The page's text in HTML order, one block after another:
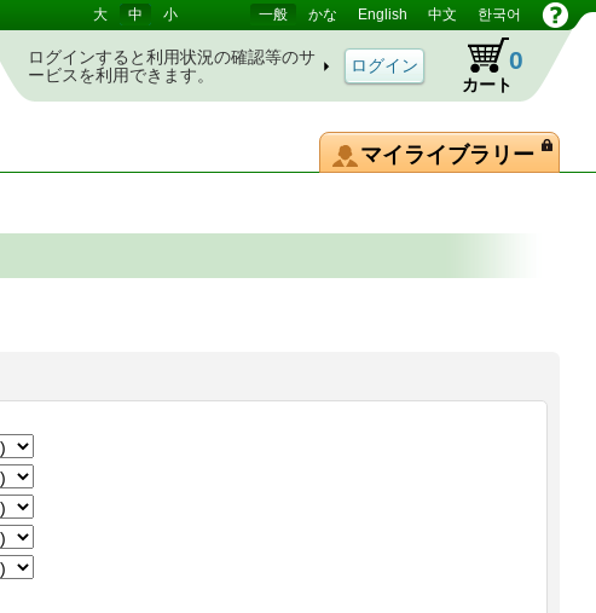
大 中 小 一般 かな English 中文 한국어
ログインすると利用状況の確認等のサ
ービスを利用できます。
カート
0
マイライブラリー